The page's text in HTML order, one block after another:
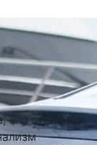
его отличное